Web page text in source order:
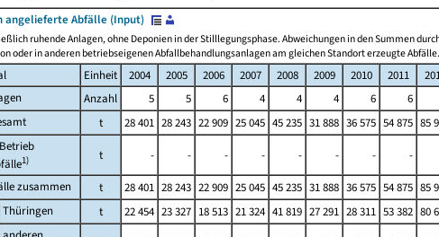
angelieferte Abfälle (Input)
ruhende Anlagen, ohne Deponien in der Stilllegungsphase. Abweichungen in den Summen
oder in anderen betriebseigenen Abfallbehandlungsanlagen am gleichen Standort erzeugte Abfälle.
Einheit 2004 2005 2006 2007 2008 2009 2010 2011
Anzahl 5 5 6 4 4 4 6 6
t 28 401 28 243 22 909 25 045 45 235 31 888 36 575 54 875 85
1) t - - - - - - - -
zusammen t 28 401 28 243 22 909 25 045 45 235 31 888 36 575 54 875 85
Thüringen t 22 454 23 327 18 513 21 324 41 819 27 291 28 311 53 382 80